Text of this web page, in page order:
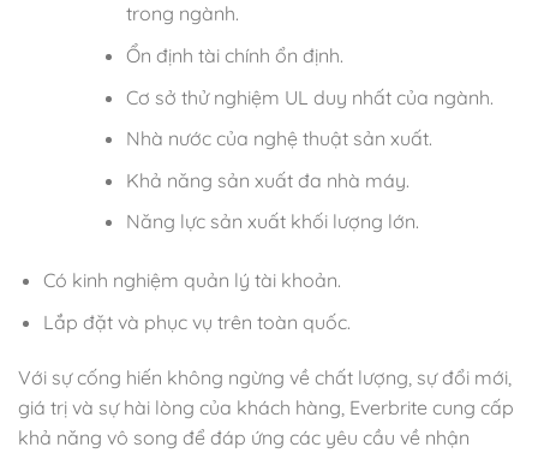
trong ngành.
Ổn định tài chính ổn định.
Cơ sở thử nghiệm UL duy nhất của ngành.
Nhà nước của nghệ thuật sản xuất.
Khả năng sản xuất đa nhà máy.
Năng lực sản xuất khối lượng lớn.
Có kinh nghiệm quản lý tài khoản.
Lắp đặt và phục vụ trên toàn quốc.
Với sự cống hiến không ngừng về chất lượng, sự đổi mới,
giá trị và sự hài lòng của khách hàng, Everbrite cung cấp
khả năng vô song để đáp ứng các yêu cầu về nhận